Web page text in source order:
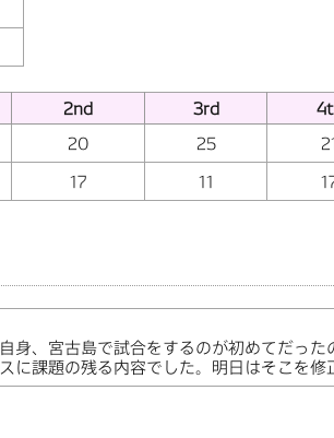
2nd 3rd
20 25
17 11
身、宮古島で試合をするのが初めてだっ
に課題の残る内容でした。明日はそこを修